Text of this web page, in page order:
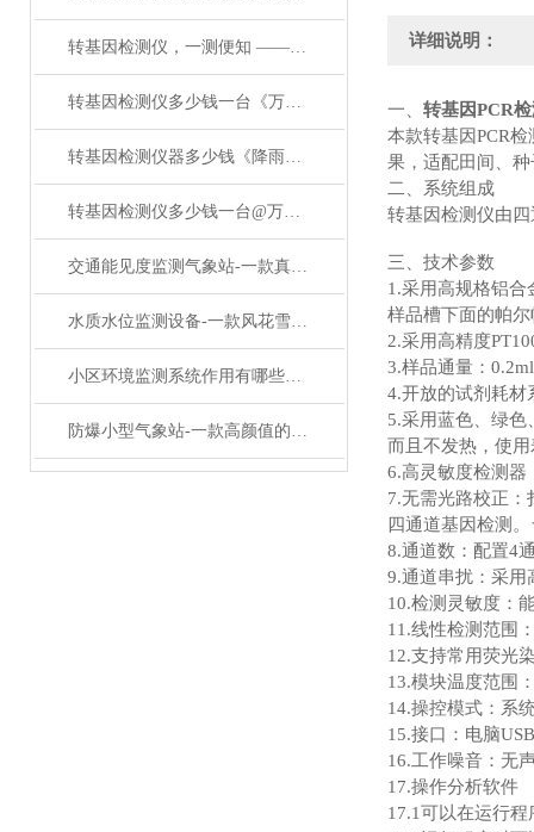
转基因检测仪，一测便知 ——猪瘟小型实时分析仪的魅力
转基因检测仪多少钱一台《万象厂家》
转基因检测仪器多少钱《降雨新闻》
转基因检测仪多少钱一台@万象厂家发布新品《大风新闻》
交通能见度监测气象站-一款真正好材料能见度监测系统#2023已更新
水质水位监测设备-一款风花雪月的水位自动监测装置#2023已更新
小区环境监测系统作用有哪些#强降雨新闻
防爆小型气象站-一款高颜值的液晶屏防爆气象站#2022已更新
详细说明：
一、 转基因PCR
本款转基因PCR
果，适配田间、
二、系统组成
转基因检测仪由
三、技术参数
1.采用高规格铝合
样品槽下面的帕
2.采用高精度
3.样品通量：
4.开放的试剂耗材
5.采用蓝色、绿
而且不发热，使
6.高灵敏度检测器
7.无需光路校正
四通道基因检测
8.通道数：配置4
9.通道串扰：采用
10.检测灵敏度：
11.线性检测范围
12.支持常用荧光
13.模块温度范围
14.操控模式：系
15.接口：电脑
16.工作噪音：无
17.操作分析软件
17.1可以在运行